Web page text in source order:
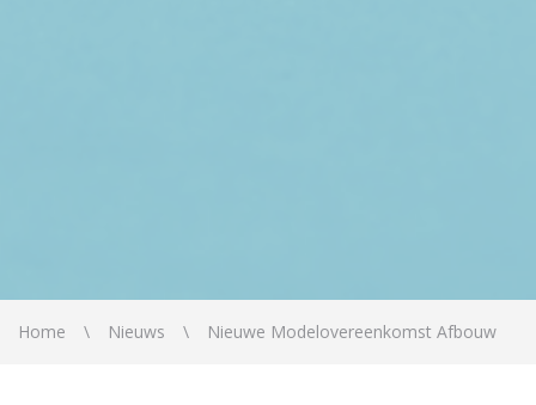
Home Nieuws Nieuwe Modelovereenkomst Afbouw